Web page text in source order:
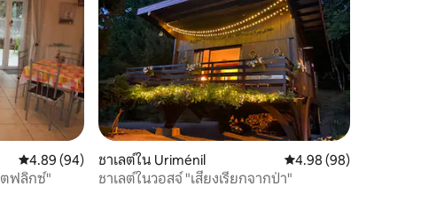
คะแนนเฉลี่ย 4.89 จาก 5, 94 รีวิว
4.89 (94)
ตฟลิกซ์"
ชาเลต์ใน Uriménil คะแนนเฉลี่ย 4.98 จาก
4.98 (98)
ชาเลต์ในวอสจ์ "เสียงเรียกจากป่า"